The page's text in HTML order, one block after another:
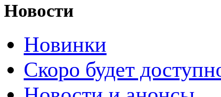
Новости
Новинки
Скоро будет